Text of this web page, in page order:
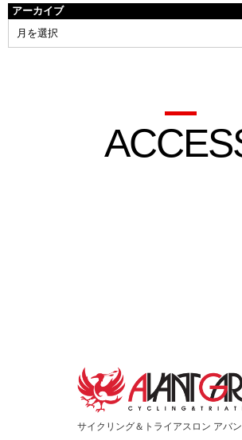
アーカイブ
サイクリング＆トライアスロン アバ